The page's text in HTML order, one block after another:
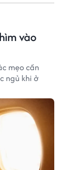
vào
mẹo cần
ngủ khi ở